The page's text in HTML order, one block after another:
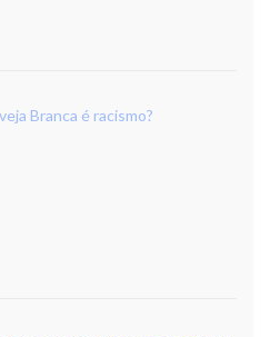
Branca é racismo?